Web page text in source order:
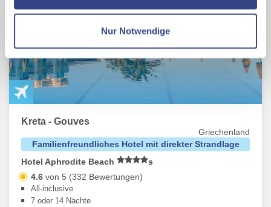
Datenschutzseite
Mit Klick auf "Alles erlauben" stimmen Sie der
Verwendung der Cookies & Plugins auf unseren
Webseiten zu.
Nur Notwendige
Kreta - Gouves
Griechenland
Familienfreundliches Hotel mit direkter Strandlage
Hotel Aphrodite Beach
s
4.6 von 5 (332 Bewertungen)
All-inclusive
7 oder 14 Nächte